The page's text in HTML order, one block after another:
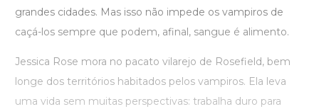
grandes cidades. Mas isso não impede os vampiros de
caçá-los sempre que podem, afinal, sangue é alimento.
Jessica Rose mora no pacato vilarejo de Rosefield, bem
longe dos territórios habitados pelos vampiros. Ela leva
uma vida sem muitas perspectivas: trabalha duro para